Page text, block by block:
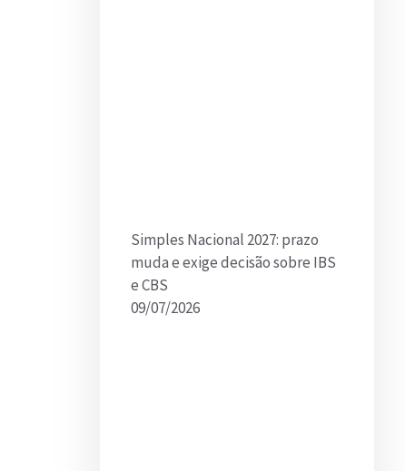
Simples Nacional 2027: prazo
muda e exige decisão sobre IBS
e CBS
09/07/2026